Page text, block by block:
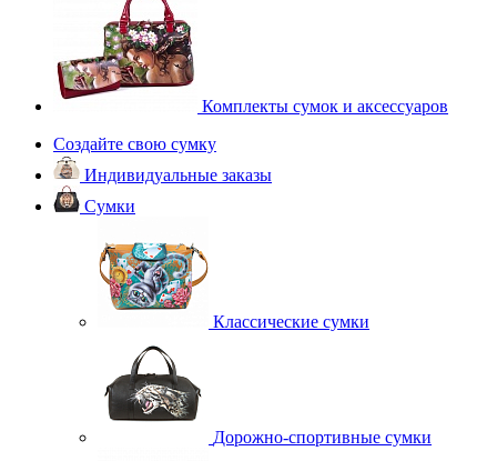
Комплекты сумок и аксессуаров
Создайте свою сумку
Индивидуальные заказы
Сумки
Классические сумки
Дорожно-спортивные сумки